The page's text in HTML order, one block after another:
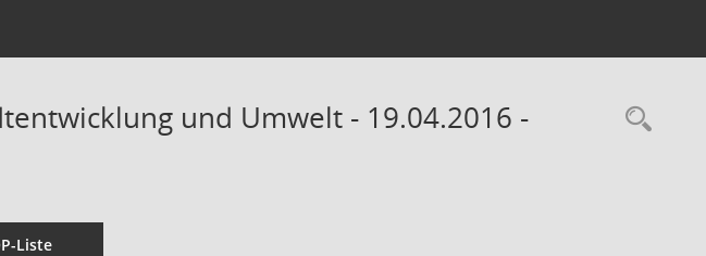
und Umwelt - 19.04.2016 -
Liste